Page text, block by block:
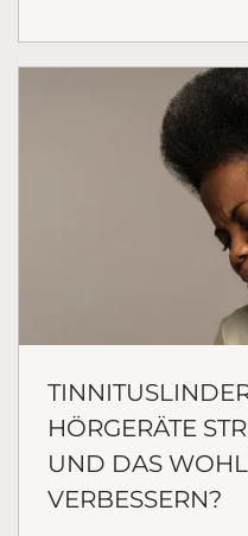
HÖRGERÄTE
UND DAS
VERBESSERN?